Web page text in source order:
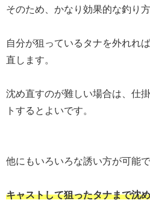
そのため、かなり効果的な釣り
自分が狙っているタナを外れれ
直します。
沈め直すのが難しい場合は、仕
トするとよいです。
他にもいろいろな誘い方が可能で
キャストして狙ったタナまで沈